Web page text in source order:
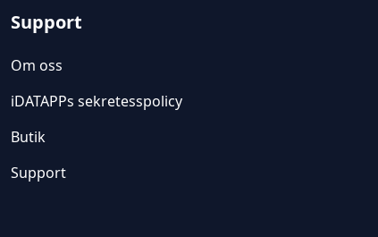
Support
Om oss
iDATAPPs sekretesspolicy
Butik
Support